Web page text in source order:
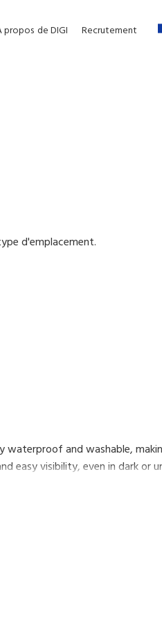
propos de DIGI Recrutement
d'emplacement.
waterproof and washable,
easy visibility, even in dark or